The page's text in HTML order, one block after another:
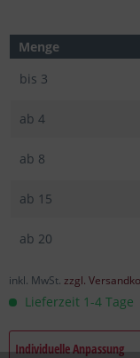
Menge
bis 3
ab 4
ab 8
ab 15
ab 20
inkl. MwSt. zzgl.
Lieferzeit 1-4 Tage
Individuelle Anpassung